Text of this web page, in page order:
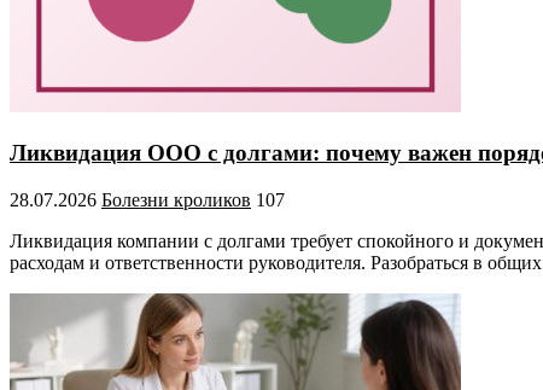
Ликвидация ООО с долгами: почему важен
28.07.2026 Болезни кроликов 107
Ликвидация компании с долгами требует спокойного и
расходам и ответственности руководителя. Разобраться в